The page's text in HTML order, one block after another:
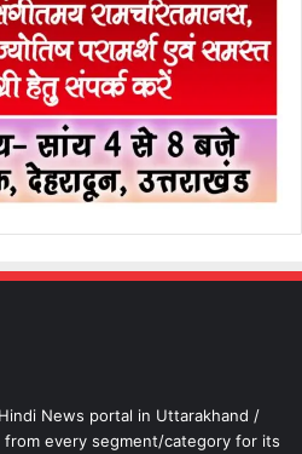
News portal in Uttarakhand /
every segment/category for its